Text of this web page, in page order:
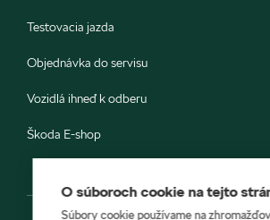
Testovacia jazda
Objednávka do servisu
Vozidlá ihneď k odberu
Škoda E-shop
O súboroch cookie na tejto
Súbory cookie používame na